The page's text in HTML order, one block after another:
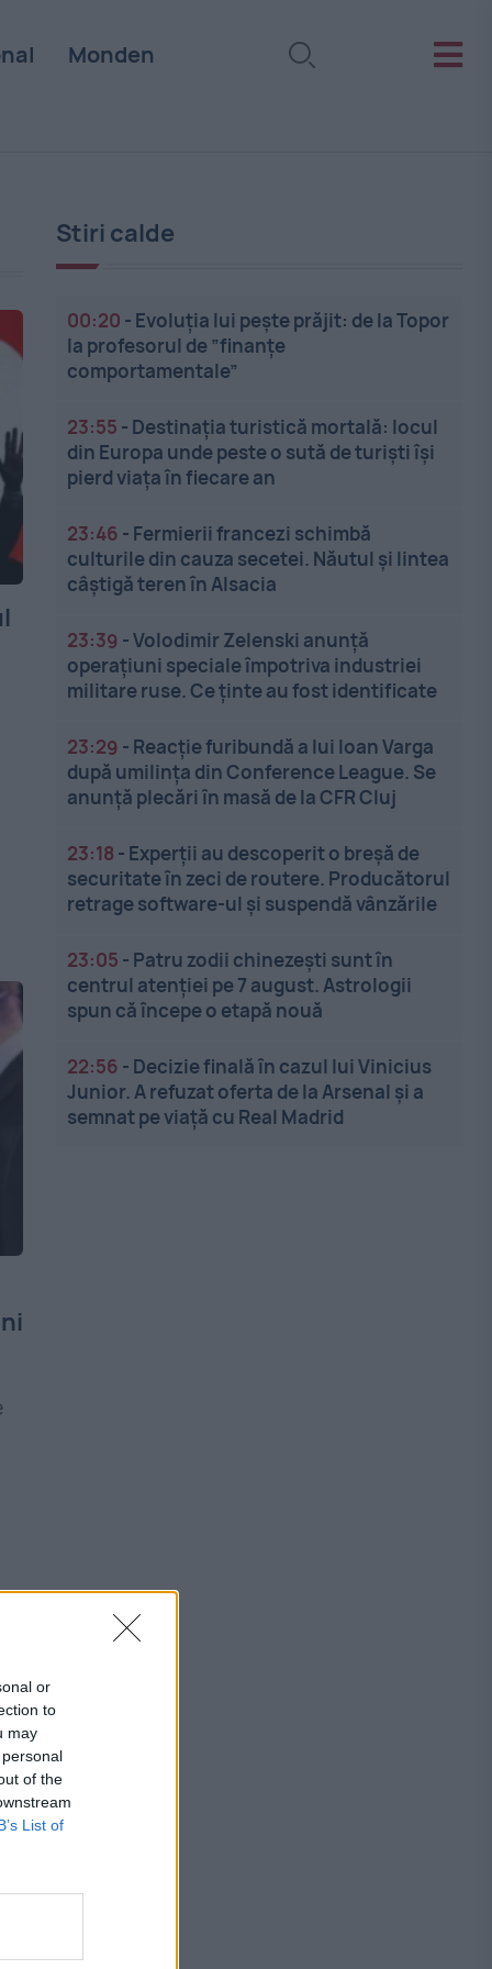
or
to
may
of the
List of
Monden
Stiri calde
00:20 - Evoluția lui pește prăjit: de la Topor
la profesorul de ”finanțe
comportamentale”
23:55 - Destinația turistică mortală: locul
din Europa unde peste o sută de turiști își
pierd viața în fiecare an
23:46 - Fermierii francezi schimbă
culturile din cauza secetei. Năutul și lintea
câștigă teren în Alsacia
23:39 -Volodimir Zelenski anunță
operațiuni speciale împotriva industriei
militare ruse. Ce ținte au fost identificate
23:29 - Reacție furibundă a lui Ioan Varga
după umilința din Conference League. Se
anunță plecări în masă de la CFR Cluj
23:18 - Experții au descoperit o breșă de
securitate în zeci de routere. Producătorul
retrage software-ul și suspendă vânzările
23:05 - Patru zodii chinezești sunt în
centrul atenției pe 7 august. Astrologii
spun că începe o etapă nouă
22:56 - Decizie finală în cazul lui Vinicius
Junior. A refuzat oferta de la Arsenal și a
semnat pe viață cu Real Madrid